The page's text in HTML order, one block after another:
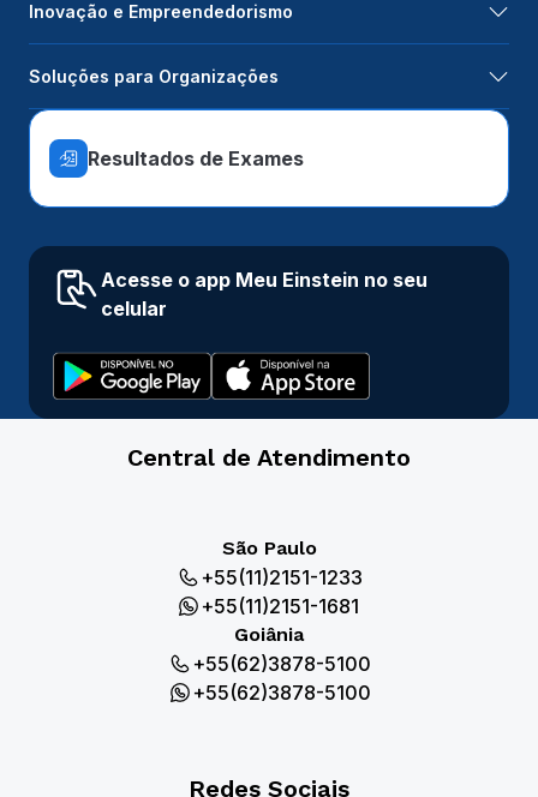
Inovação e Empreendedorismo
Soluções para Organizações
Resultados de Exames
Acesse o app Meu Einstein no seu
celular
Central de Atendimento
São Paulo
+55(11)2151-1233
+55(11)2151-1681
Goiânia
+55(62)3878-5100
+55(62)3878-5100
Redes Sociais